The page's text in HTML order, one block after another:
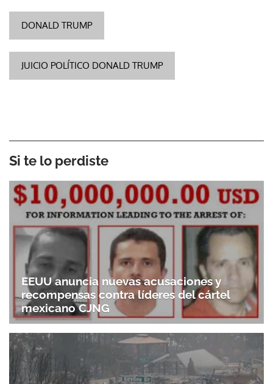
DONALD TRUMP
JUICIO POLÍTICO DONALD TRUMP
Si te lo perdiste
EEUU anuncia nuevas acusaciones y
recompensas contra líderes del cártel
mexicano CJNG